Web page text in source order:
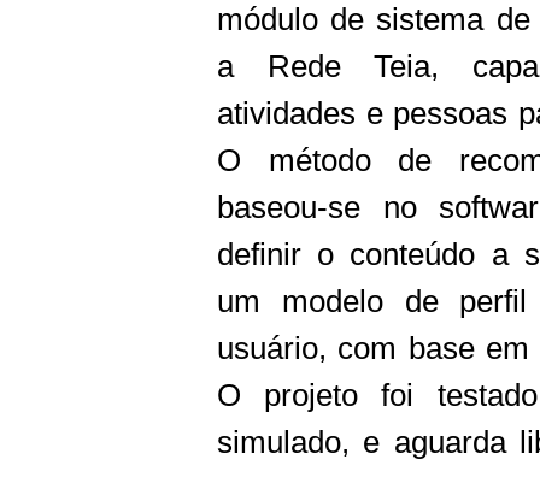
módulo de sistema
a Rede Teia,
atividades e pessoas
O método de
baseou-se no
definir o conteúdo a
um modelo de
usuário, com base
O projeto foi
simulado, e aguarda